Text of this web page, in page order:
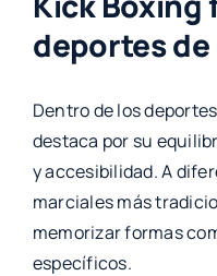
deportes
Dentro de los
destaca por su
y accesibilidad. A
marciales más
memorizar formas
específicos.